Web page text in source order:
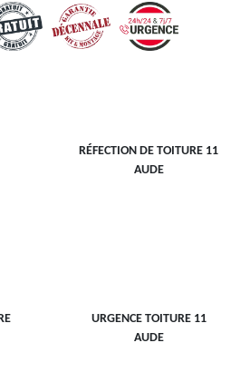
RÉFECTION DE TOITURE 11
AUDE
URGENCE TOITURE 11
AUDE